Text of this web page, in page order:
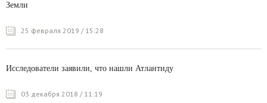
Земли
25 февраля 2019 / 15:28
Исследователи заявили, что нашли Атлантиду
03 декабря 2018 / 11:19